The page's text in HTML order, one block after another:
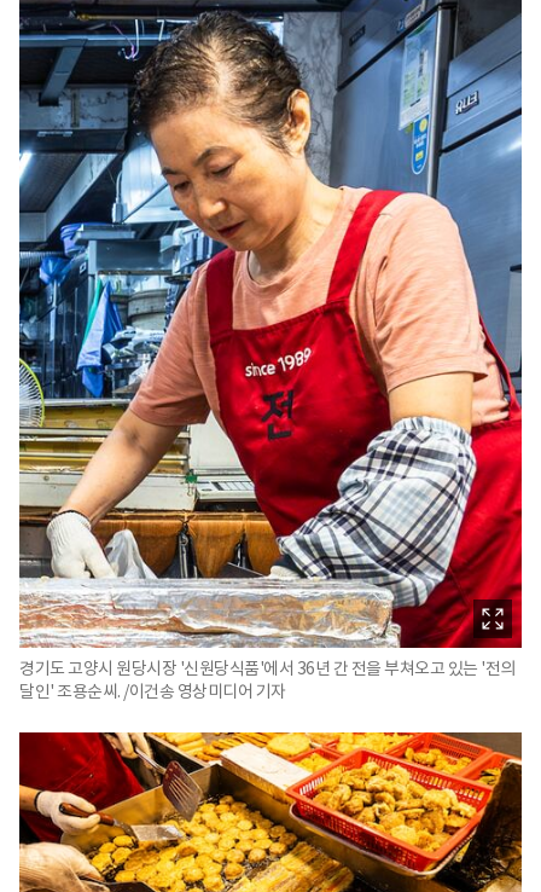
경기도 고양시 원당시장 '신원당식품'에서 36년 간 전을 부쳐오고 있는 '전의
달인' 조용순씨. /이건송 영상미디어 기자